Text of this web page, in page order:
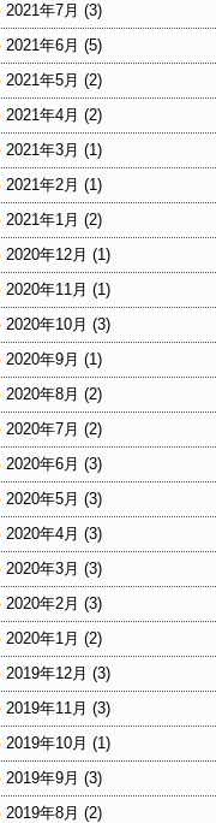
2021年7月 (3)
2021年6月 (5)
2021年5月 (2)
2021年4月 (2)
2021年3月 (1)
2021年2月 (1)
2021年1月 (2)
2020年12月 (1)
2020年11月 (1)
2020年10月 (3)
2020年9月 (1)
2020年8月 (2)
2020年7月 (2)
2020年6月 (3)
2020年5月 (3)
2020年4月 (3)
2020年3月 (3)
2020年2月 (3)
2020年1月 (2)
2019年12月 (3)
2019年11月 (3)
2019年10月 (1)
2019年9月 (3)
2019年8月 (2)